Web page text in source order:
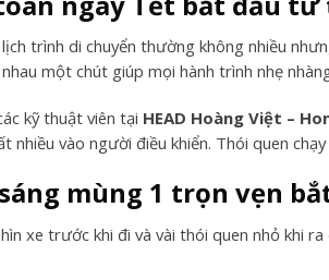
trình di chuyển thường không nhiều
một chút giúp mọi hành trình nhẹ
kỹ thuật viên tại HEAD Hoàng Việt –
nhiều vào người điều khiển. Thói quen
mùng 1 trọn vẹn
xe trước khi đi và vài thói quen nhỏ khi